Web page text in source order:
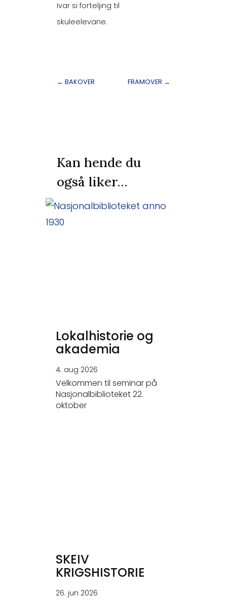
Ivar si forteljing til
skuleelevane.
← BAKOVER FRAMOVER →
Kan hende du
også liker…
Lokalhistorie og
akademia
4. aug 2026
Velkommen til seminar på
Nasjonalbiblioteket 22.
oktober
SKEIV
KRIGSHISTORIE
26. jun 2026